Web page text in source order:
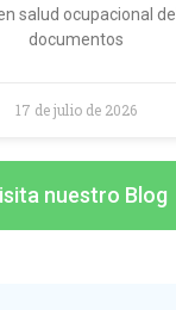
salud ocupacional
documentos
17 de julio de 2026
nuestro Blog